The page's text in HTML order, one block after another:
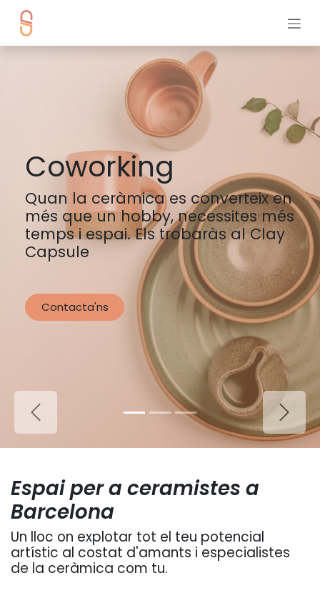
Skip to Content
Coworking
Quan la ceràmica es converteix en
més que un hobby, necessites més
temps i espai. Els trobaràs al Clay
Capsule
Contacta'ns
Anterior
Espai per a ceramistes a
Barcelona
Un lloc on explotar tot el teu potencial
artístic al costat d'amants i especialistes
de la ceràmica com tu.